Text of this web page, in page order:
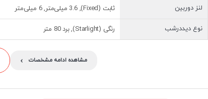
لنز دوربین ثابت (Fixed), 3.6 میلی‌متر, 6 میلی‌متر
نوع دیددرشب رنگی (Starlight), برد 80 متر
مشاهده ادامه مشخصات ›